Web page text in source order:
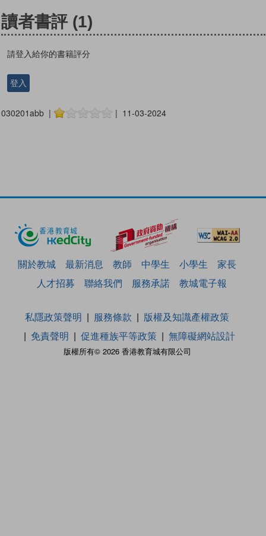
讀者書評 (1)
請登入給你的書籍評分
登入
030201abb | | 11-03-2024
關於教城 最新消息 教師 中學生 小學生
家長
人才招募
聯絡我們 服務承諾 教城電子報
版權所有© 2026 香港教育城有限公司
私隱政策聲明 服務條款
版權及知識產權政策
免責聲明
促進種族平等政策 無障礙網站設計